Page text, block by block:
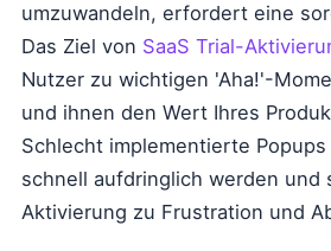
umzuwandeln, erfordert eine
Das Ziel von SaaS Trial-
Nutzer zu wichtigen 'Aha!'-
und ihnen den Wert Ihres
Schlecht implementierte
schnell aufdringlich werden und
Aktivierung zu Frustration und